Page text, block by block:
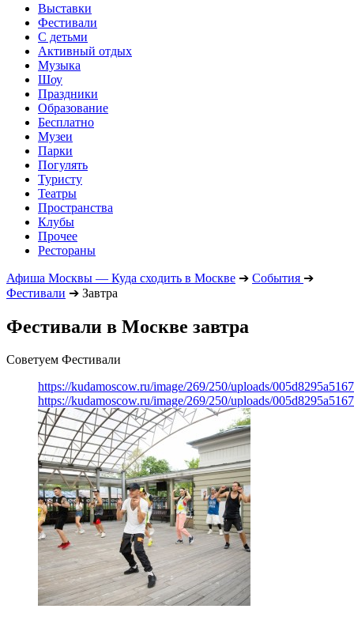
Выставки
Фестивали
С детьми
Активный отдых
Музыка
Шоу
Праздники
Образование
Бесплатно
Музеи
Парки
Погулять
Туристу
Театры
Пространства
Клубы
Прочее
Рестораны
Афиша Москвы — Куда сходить в Москве ➔ События ➔
Фестивали ➔ Завтра
Фестивали в Москве завтра
Советуем Фестивали
https://kudamoscow.ru/image/269/250/uploads/
https://kudamoscow.ru/image/269/250/uploads/